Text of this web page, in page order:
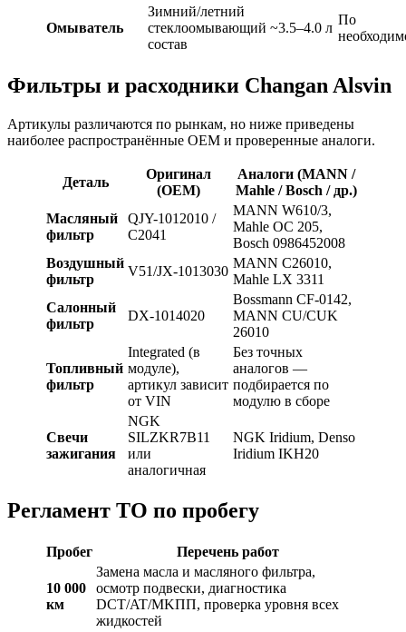
Омыватель
Зимний/летний
стеклоомывающий
состав
~3.5–4.0 л
По
Фильтры и расходники Changan Alsvin
Артикулы различаются по рынкам, но ниже приведены
наиболее распространённые OEM и проверенные аналоги.
Деталь
Оригинал
(OEM)
Аналоги (MANN /
Mahle / Bosch / др.)
Масляный
фильтр
QJY-1012010 /
C2041
MANN W610/3,
Mahle OC 205,
Bosch 0986452008
Воздушный
фильтр
V51/JX-1013030
MANN C26010,
Mahle LX 3311
Салонный
фильтр
DX-1014020
Bossmann CF-0142,
MANN CU/CUK
26010
Топливный
фильтр
Integrated (в
модуле),
артикул зависит
от VIN
Без точных
аналогов —
подбирается по
модулю в сборе
Свечи
зажигания
NGK
SILZKR7B11
или
аналогичная
NGK Iridium, Denso
Iridium IKH20
Регламент ТО по пробегу
Пробег Перечень работ
10 000
км
Замена масла и масляного фильтра,
осмотр подвески, диагностика
DCT/AT/MKПП, проверка уровня всех
жидкостей